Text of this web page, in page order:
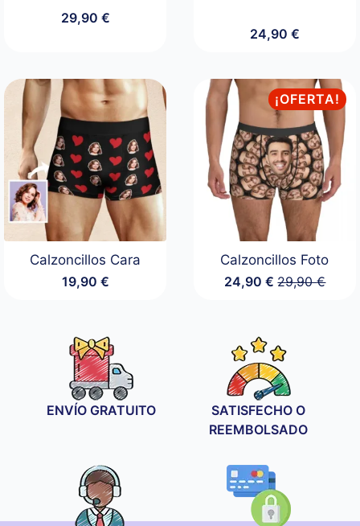
29,90 €
24,90 €
Calzoncillos Cara
19,90 €
¡OFERTA!
Calzoncillos Foto
29,90€
El
29,90 €.
24,90 € El
24,90 €.
ENVÍO GRATUITO
SATISFECHO O
REEMBOLSADO